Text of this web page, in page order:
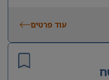
עוד פרטים